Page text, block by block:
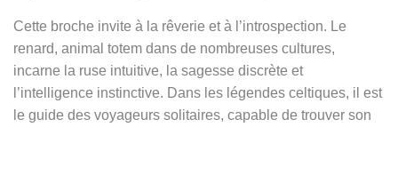
Cette broche invite à la rêverie et à l’introspection. Le
renard, animal totem dans de nombreuses cultures,
incarne la ruse intuitive, la sagesse discrète et
l’intelligence instinctive. Dans les légendes celtiques, il est
le guide des voyageurs solitaires, capable de trouver son